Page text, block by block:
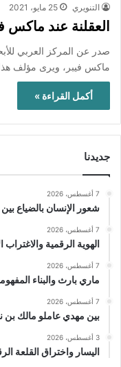
التنويري 25 مايو، 2021
العقلنة عند ماكس
صدر عن المركز العربي
ماكس فيبر، ويرى مؤلف هذا
أكمل القراءة »
جديدنا
7 أغسطس، 2026
شعور الإنسان بالضياع
7 أغسطس، 2026
الهوية الرقمية
7 أغسطس، 2026
ماري بارث والبناء
7 أغسطس، 2026
بين مهدي عاملو مالك بن
3 أغسطس، 2026
اليسار واختراق القلعة